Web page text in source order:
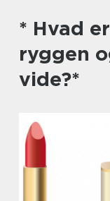
* Hvad
ryggen
vide?*